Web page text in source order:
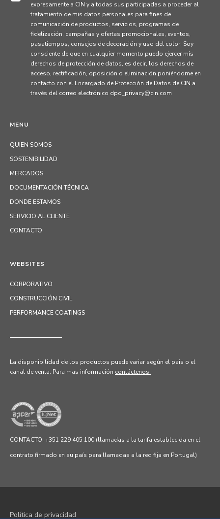
MENU
QUIEN SOMOS
SOSTENIBILIDAD
MERCADOS
DOCUMENTACIÓN TÉCNICA
DONDE ESTAMOS
SERVICIO AL CLIENTE
CONTACTO
expresamente a CIN y a todas sus participadas a proceder al
tratamiento de mis datos personales para fines de
comunicación de productos, servicios, programas de
fidelización, campañas y ofertas promocionales, eventos,
pasatiempos, consejos de decoración y uso del color. Soy
consciente de que en cualquier momento puedo ejercer mis
derechos de protección de datos, es decir, los derechos de
acceso, rectificación, oposición o eliminación poniéndome en
contacto con el Encargado de Protección de Datos de CIN a
través del correo electrónico dpo_privacy@cin.com
WEBSITES
CORPORATIVO
CONSTRUCCIÓN CIVIL
PERFORMANCE COATINGS
La disponibilidad de los productos puede variar según el pais o el
canal de venta. Para mas información contáctenos.
CONTACTO: +351 229 405 100 (llamadas a la tarifa establecida en el
contrato firmado en su país para llamadas a la red fija en Portugal)
Política de privacidad